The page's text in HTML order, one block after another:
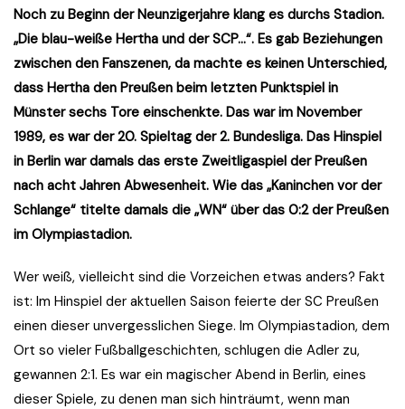
Noch zu Beginn der Neunzigerjahre klang es durchs Stadion.
„Die blau-weiße Hertha und der SCP…“. Es gab Beziehungen
zwischen den Fanszenen, da machte es keinen Unterschied,
dass Hertha den Preußen beim letzten Punktspiel in
Münster sechs Tore einschenkte. Das war im November
1989, es war der 20. Spieltag der 2. Bundesliga. Das Hinspiel
in Berlin war damals das erste Zweitligaspiel der Preußen
nach acht Jahren Abwesenheit. Wie das „Kaninchen vor der
Schlange“ titelte damals die „WN“ über das 0:2 der Preußen
im Olympiastadion.
Wer weiß, vielleicht sind die Vorzeichen etwas anders? Fakt
ist: Im Hinspiel der aktuellen Saison feierte der SC Preußen
einen dieser unvergesslichen Siege. Im Olympiastadion, dem
Ort so vieler Fußballgeschichten, schlugen die Adler zu,
gewannen 2:1. Es war ein magischer Abend in Berlin, eines
dieser Spiele, zu denen man sich hinträumt, wenn man